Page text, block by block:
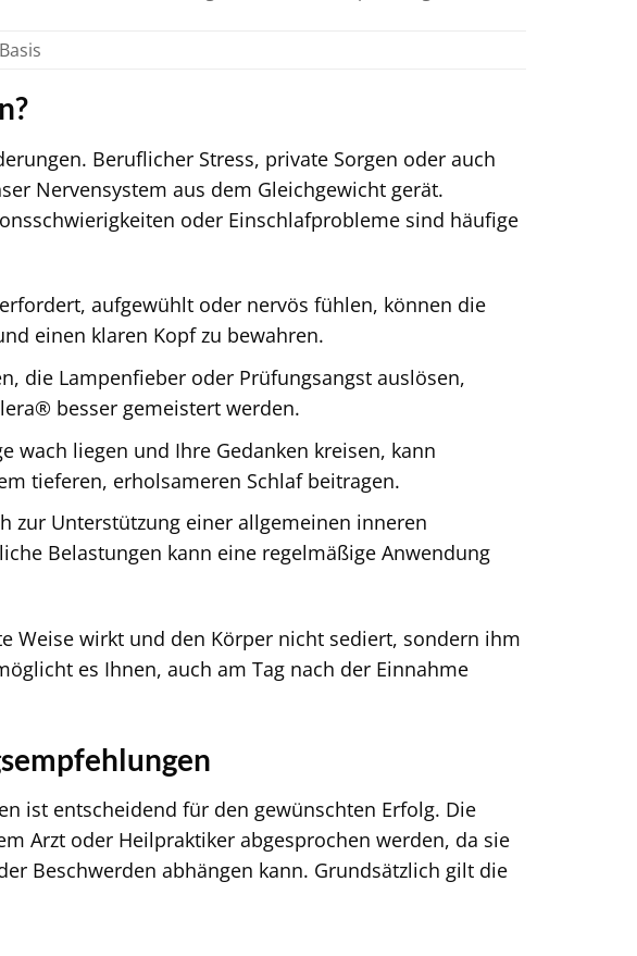
Beruflicher Stress, private Sorgen oder auch
Nervensystem aus dem Gleichgewicht gerät.
oder Einschlafprobleme sind häufige
aufgewühlt oder nervös fühlen, können die
einen klaren Kopf zu bewahren.
die Lampenfieber oder Prüfungsangst auslösen,
besser gemeistert werden.
wach liegen und Ihre Gedanken kreisen, kann
tieferen, erholsameren Schlaf beitragen.
zur Unterstützung einer allgemeinen inneren
Belastungen kann eine regelmäßige Anwendung
Weise wirkt und den Körper nicht sediert, sondern ihm
es Ihnen, auch am Tag nach der Einnahme
ist entscheidend für den gewünschten Erfolg. Die
Arzt oder Heilpraktiker abgesprochen werden, da sie
Beschwerden abhängen kann. Grundsätzlich gilt die